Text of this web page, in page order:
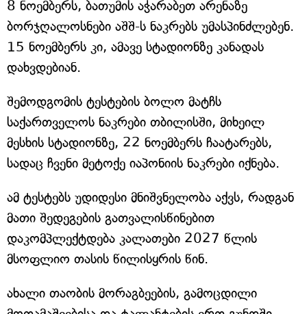
8 ნოემბერს, ბათუმის აჭარაბეთ არენაზე
ბორჯღალოსნები აშშ-ს ნაკრებს უმასპინძლებენ.
15 ნოემბერს კი, ამავე სტადიონზე კანადას
დახვდებიან.
შემოდგომის ტესტების ბოლო მატჩს
საქართველოს ნაკრები თბილისში, მიხეილ
მესხის სტადიონზე, 22 ნოემბერს ჩაატარებს,
სადაც ჩვენი მეტოქე იაპონიის ნაკრები იქნება.
ამ ტესტებს უდიდესი მნიშვნელობა აქვს, რადგან
მათი შედეგების გათვალისწინებით
დაკომპლექტდება კალათები 2027 წლის
მსოფლიო თასის წილისყრის წინ.
ახალი თაობის მორაგბეების, გამოცდილი